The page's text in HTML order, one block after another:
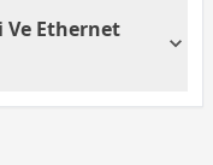
ile çeşitli
sunar. Ayrıca,
bağlantı
Ve Ethernet
hem de Ethernet